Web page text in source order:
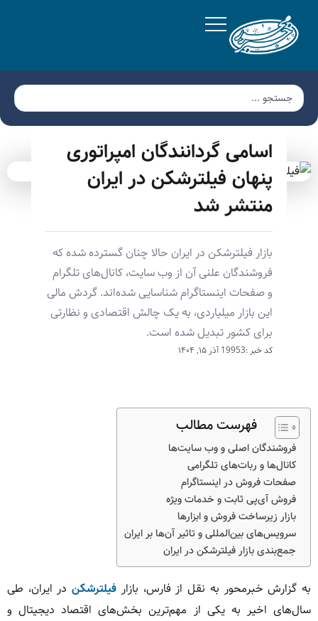
اسامی گردانندگان امپراتوری
پنهان فیلترشکن در ایران
منتشر شد
بازار فیلترشکن در ایران حالا چنان گسترده شده که
فروشندگان علنی آن از وب سایت، کانال‌های تلگرام
و صفحات اینستاگرام شناسایی شده‌اند. گردش مالی
این بازار میلیاردی، به یک چالش اقتصادی و نظارتی
برای کشور تبدیل شده است.
کد خبر :19953 آذر ۱۵, ۱۴۰۴
فهرست مطالب
فروشندگان اصلی و وب سایت‌ها
کانال‌ها و ربات‌های تلگرامی
صفحات فروش در اینستاگرام
فروش آی‌پی ثابت و خدمات ویژه
بازار زیرساخت فروش و ابزارها
سرویس‌های بین‌المللی و تاثیر آن‌ها بر ایران
جمع‌بندی بازار فیلترشکن در ایران
به گزارش خبرمحور به نقل از فارس، بازار فیلترشکندر ایران، طی
سال‌های اخیر به یکی از مهم‌ترین بخش‌های اقتصاد دیجیتال و